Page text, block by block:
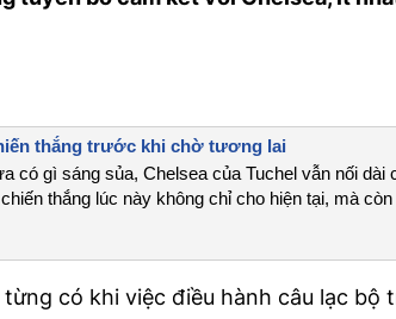
thắng trước khi chờ tương lai
có gì sáng sủa, Chelsea của Tuchel vẫn nối dài
thắng lúc này không chỉ cho hiện tại, mà
có khi việc điều hành câu lạc bộ